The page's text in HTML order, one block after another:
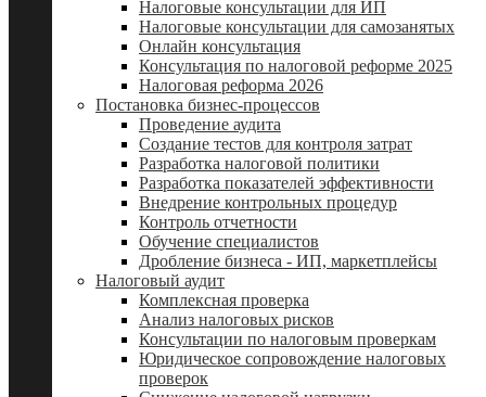
Налоговые консультации для ИП
Налоговые консультации для самозанятых
Онлайн консультация
Консультация по налоговой реформе 2025
Налоговая реформа 2026
Постановка бизнес-процессов
Проведение аудита
Создание тестов для контроля затрат
Разработка налоговой политики
Разработка показателей эффективности
Внедрение контрольных процедур
Контроль отчетности
Обучение специалистов
Дробление бизнеса - ИП, маркетплейсы
Налоговый аудит
Комплексная проверка
Анализ налоговых рисков
Консультации по налоговым проверкам
Юридическое сопровождение налоговых
проверок